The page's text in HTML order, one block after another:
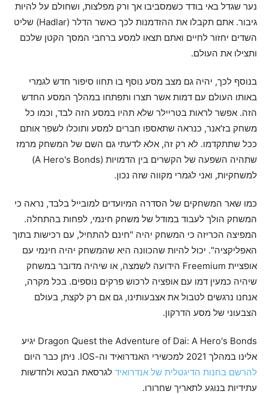
נער שגדל באי בודד כשמסביבו אך ורק מפלצות, ושחולם על להיות
גיבור. אתם תקבלו את ההזדמנות לכך כאשר הדלר (Hadlar) שליט
השדים יחזור לחיים ואתם תצאו למסע ברחבי המסך הקטן שלכם
ותצילו את העולם.
בנוסף לכך, יהיה גם מצב מסע נוסף בו תחוו סיפור חדש לגמרי
באותו העולם עם דמות אשר תצרו ותפתחו במהלך המסע החדש
הזה. אפשר לראות בטריילר שלא תהיו במסע הזה לבד, וכמו כל
משחק בז'אנר, כנראה שתאספו חברים למסע ותוכלו לשפר אותם
ככל שתתקדמו. לא רק זה, אלא לדעתי גם השם של המשחק מרמז
שתהיה השפעה של הקשרים בין הדמויות (A Hero's Bonds)
למשחקיות, ואני לגמרי מקווה שזה נכון.
כמו שאר המשחקים של הסדרה המיועדים למובייל בלבד, נראה כי
המשחק הולך לעבוד במודל של משחק חינמי, לפחות בהתחלה.
המפיצה הכריזה כי המשחק יהיה "חינם להתחיל, עם רכישות בתוך
האפליקציה". יכול להיות שהכוונה היא שהמשחק יהיה חינמי עם
אופציית Freemium הידועה לשמצה, או שיהיה מדובר במשחק
שיהיה כמעין דמו עם אופציה לרכוש פרקים נוספים. בכל מקרה,
אנחנו נרגשים לטבול את אצבעותינו, גם אם רק לקצת, בעולם
הצבעוני של מסע הדרקון.
Dragon Quest the Adventure of Dai: A Hero's Bonds יגיע
אלינו במהלך 2021 למכשירי האנדרואיד וה-IOS. ניתן כבר היום
להרשם בחנות הדיגטלית של אנדרואיד לגרסאת הבטא ולחדשות
עתידיות בנוגע לתאריך שחרורו.